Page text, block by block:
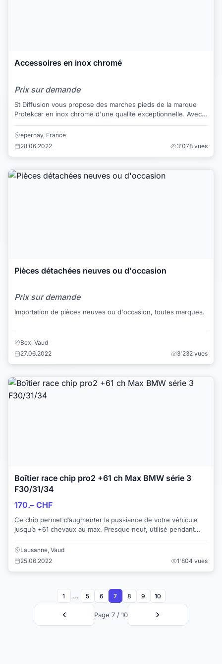
Accessoires en inox chromé
Prix sur demande
St Diffusion vous propose des marches pieds de la marque
Protekcar en inox chromé d'une qualité exceptionnelle. Avec
epernay, France
28.06.2022
3'078 vues
Pièces détachées neuves ou d'occasion
Prix sur demande
Importation de pièces neuves ou d'occasion, toutes marques.
Bex, Vaud
27.06.2022
3'232 vues
Boîtier race chip pro2 +61 ch Max BMW série 3
F30/31/34
170.– CHF
Ce chip permet d’augmenter la pussiance de votre véhicule
jusqu’à +61 chevaux au max. Presque neuf, utilisé pendant
Lausanne, Vaud
25.06.2022
1'804 vues
Page 7 / 10
1 … 5 6 7 8 9 10